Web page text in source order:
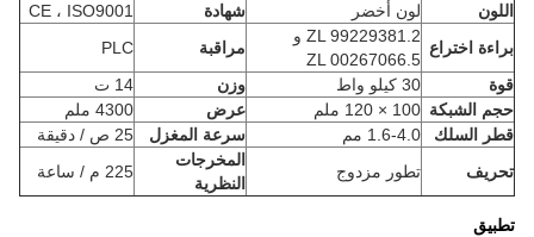
اللون
لون أخضر شهادة
CE ، ISO9001
براءة اختراع
ZL 99229381.2 و
ZL 00267066.5
مراقبة
PLC
قوة
30 كيلو واط وزن
14 ت
حجم الشبكة
100 × 120 ملم عرض
4300 ملم
قطر السلك
1.6-4.0 مم سرعة المغزل
25 ص / دقيقة
تحريف
تطور مزدوج
المخرجات
النظرية
225 م / ساعة
تطبيق